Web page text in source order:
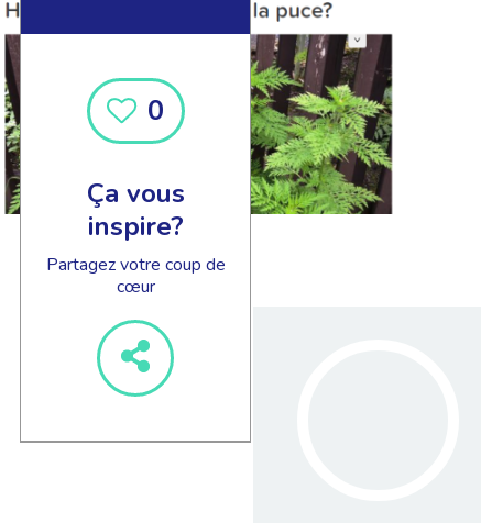
0
Ça vous
inspire?
Partagez votre coup de
cœur